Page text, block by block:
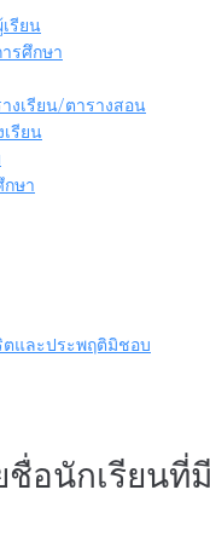
รียน
รศึกษา
งเรียน/ตารางสอน
รียน
ษา
ตและประพฤติมิชอบ
ชื่อนักเรียน